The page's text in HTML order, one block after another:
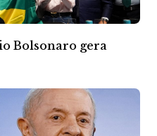
Bolsonaro gera